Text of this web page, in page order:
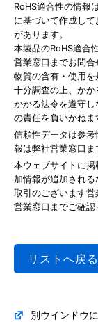
RoHS適合性の情報
に基づいて作成し
があります。
本製品のRoHS適合
営業窓口までお問
物質の含有・使用
十分調査の上、か
かかる法令を遵守
の責任を負いかねま
信頼性データは参
報は弊社営業窓口ま
本ウェブサイトに
加情報が追加され
取引のございます
営業窓口までご確認
リストへ戻る
別ウインドウ